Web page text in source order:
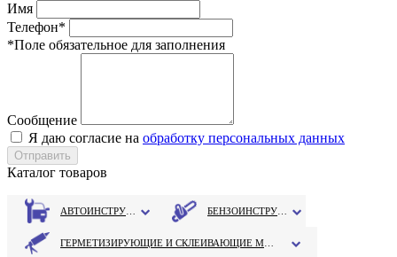
Имя
Телефон*
*Поле обязательное для заполнения
Сообщение
Я даю согласие на обработку персональных данных
Каталог товаров